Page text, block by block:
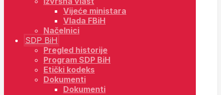
Vijeće ministara
Vlada FBiH
Načelnici
SDP BiH
Pregled historije
Program SDP BiH
Etički kodeks
Dokumenti
Dokumenti